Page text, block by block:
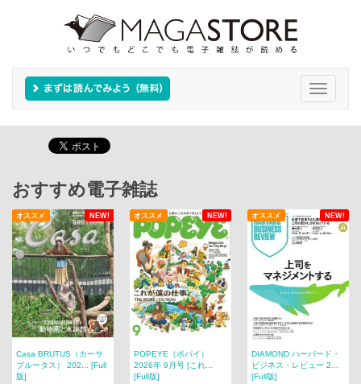
Toggle
おすすめ電子雑誌
NEW!
オススメ NEW!
オススメ NEW!
オススメ
Casa BRUTUS（カーサ
ブルータス） 202... [Full
版]
POPEYE（ポパイ）
2026年 9月号 [これ...
[Full版]
DIAMOND ハーバード・
ビジネス・レビュー 2...
[Full版]